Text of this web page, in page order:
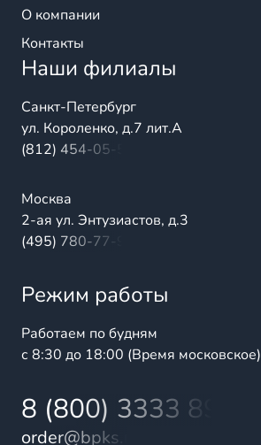
О компании
Контакты
Наши филиалы
Санкт-Петербург
ул. Короленко, д.7 лит.А
(812) 454-05-54
Москва
2-ая ул. Энтузиастов, д.3
(495) 780-77-98
Режим работы
Работаем по будням
с 8:30 до 18:00 (Время московское)
8 (800) 3333 899
order@bpks.ru